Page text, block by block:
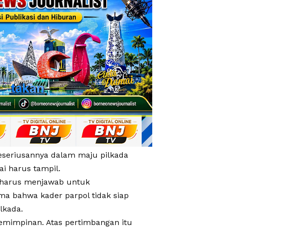
dalam maju pilkada
harus tampil.
menjawab untuk
bahwa kader parpol tidak siap
Atas pertimbangan itu